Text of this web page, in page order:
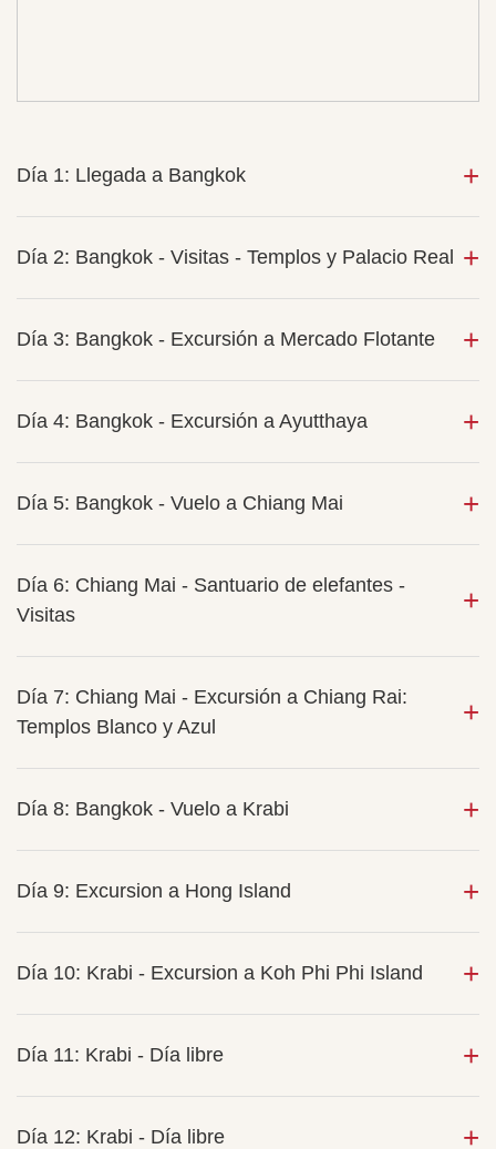
Día 1: Llegada a Bangkok
Día 2: Bangkok - Visitas - Templos y Palacio Real
Día 3: Bangkok - Excursión a Mercado Flotante
Día 4: Bangkok - Excursión a Ayutthaya
Día 5: Bangkok - Vuelo a Chiang Mai
Día 6: Chiang Mai - Santuario de elefantes -
Visitas
Día 7: Chiang Mai - Excursión a Chiang Rai:
Templos Blanco y Azul
Día 8: Bangkok - Vuelo a Krabi
Día 9: Excursion a Hong Island
Día 10: Krabi - Excursion a Koh Phi Phi Island
Día 11: Krabi - Día libre
Día 12: Krabi - Día libre